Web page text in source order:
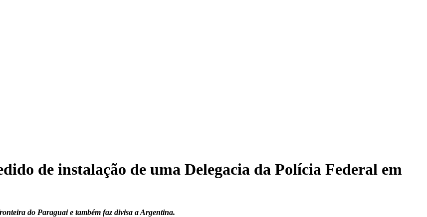
de instalação de uma Delegacia da Polícia Federal em
do Paraguai e também faz divisa a Argentina.